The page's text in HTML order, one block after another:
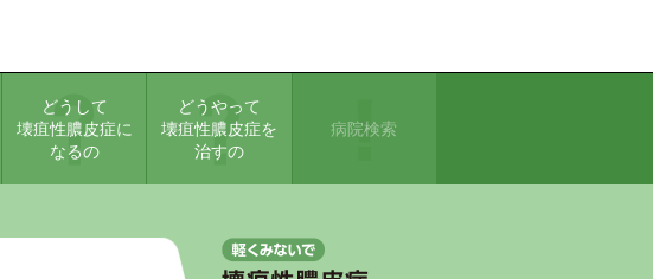
どうして
壊疽性膿皮症に
なるの
どうやって
壊疽性膿皮症を
治すの
病院検索